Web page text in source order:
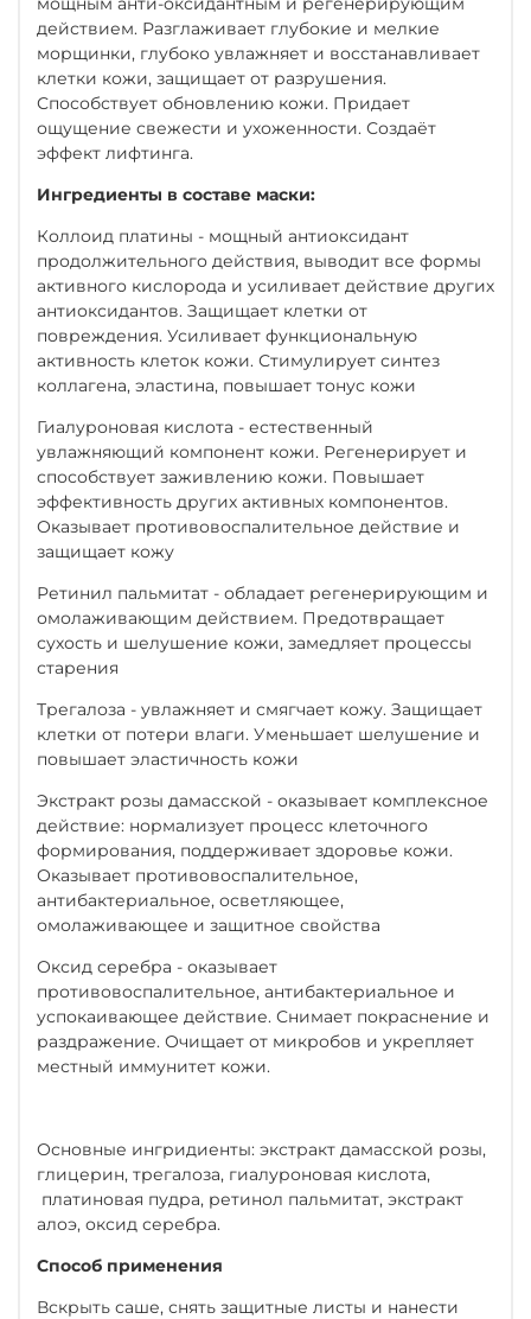
действием. Разглаживает глубокие и мелкие
морщинки, глубоко увлажняет и восстанавливает
клетки кожи, защищает от разрушения.
Способствует обновлению кожи. Придает
ощущение свежести и ухоженности. Создаёт
эффект лифтинга.
Ингредиенты в составе маски:
Коллоид платины - мощный антиоксидант
продолжительного действия, выводит все формы
активного кислорода и усиливает действие других
антиоксидантов. Защищает клетки от
повреждения. Усиливает функциональную
активность клеток кожи. Стимулирует синтез
коллагена, эластина, повышает тонус кожи
Гиалуроновая кислота - естественный
увлажняющий компонент кожи. Регенерирует и
способствует заживлению кожи. Повышает
эффективность других активных компонентов.
Оказывает противовоспалительное действие и
защищает кожу
Ретинил пальмитат - обладает регенерирующим и
омолаживающим действием. Предотвращает
сухость и шелушение кожи, замедляет процессы
старения
Трегалоза - увлажняет и смягчает кожу. Защищает
клетки от потери влаги. Уменьшает шелушение и
повышает эластичность кожи
Экстракт розы дамасской - оказывает комплексное
действие: нормализует процесс клеточного
формирования, поддерживает здоровье кожи.
Оказывает противовоспалительное,
антибактериальное, осветляющее,
омолаживающее и защитное свойства
Оксид серебра - оказывает
противовоспалительное, антибактериальное и
успокаивающее действие. Снимает покраснение и
раздражение. Очищает от микробов и укрепляет
местный иммунитет кожи.
Основные ингридиенты: экстракт дамасской розы,
глицерин, трегалоза, гиалуроновая кислота,
платиновая пудра, ретинол пальмитат, экстракт
алоэ, оксид серебра.
Способ применения
Вскрыть саше, снять защитные листы и нанести